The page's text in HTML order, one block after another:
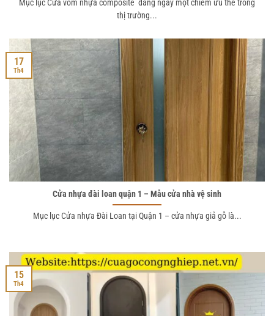
Mục lục Cửa vòm nhựa composite đang ngày một chiếm ưu thế trong
thị trường...
Cửa nhựa đài loan quận 1 – Mẫu cửa nhà vệ sinh
Mục lục Cửa nhựa Đài Loan tại Quận 1 – cửa nhựa giả gỗ là...
17
Th4
15
Th4